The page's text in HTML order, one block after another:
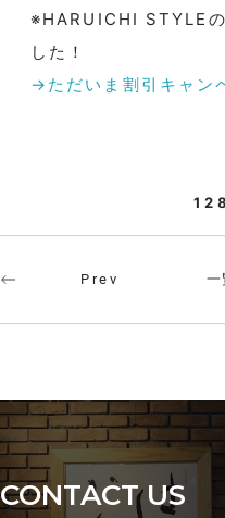
※HARUICHI STYLE
した！
→ただいま割引キャン
Prev 一
CONTACT US